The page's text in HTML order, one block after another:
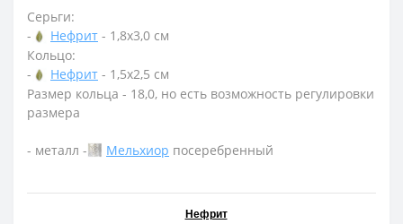
Серьги:
-
Нефрит - 1,8х3,0 см
Кольцо:
-
Нефрит - 1,5х2,5 см
Размер кольца - 18,0, но есть возможность регулировки
размера
- металл - Мельхиор посеребренный
Нефрит